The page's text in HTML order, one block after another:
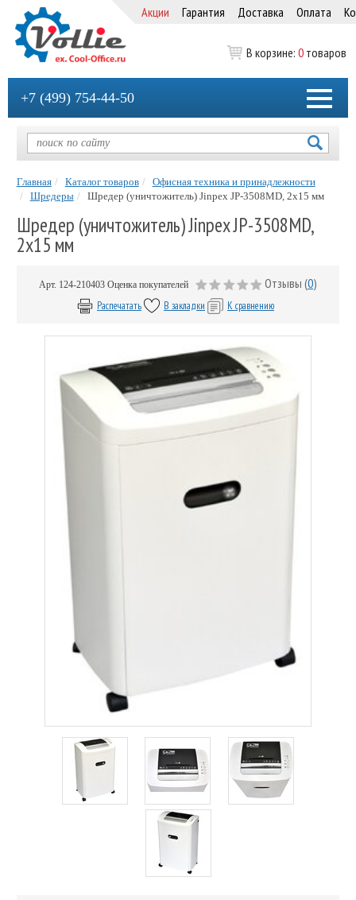
Акции Гарантия Доставка Оплата
В корзине: 0 товаров
+7 (499) 754-44-50
Главная Каталог товаров
Офисная техника и принадлежности
Шредеры
Шредер (уничтожитель) Jinpex JP-3508MD, 2х15 мм
Шредер (уничтожитель) Jinpex JP-3508MD,
2х15 мм
Арт. 124-210403 Оценка покупателей Отзывы (0)
Распечатать В закладки К сравнению